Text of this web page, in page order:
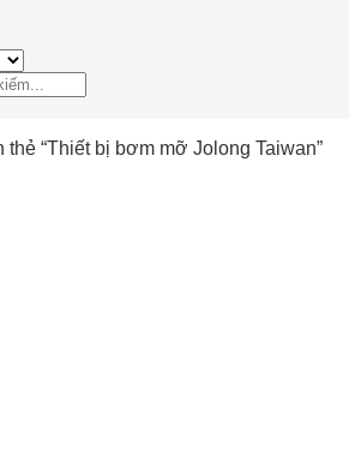
“Thiết bị bơm mỡ Jolong Taiwan”